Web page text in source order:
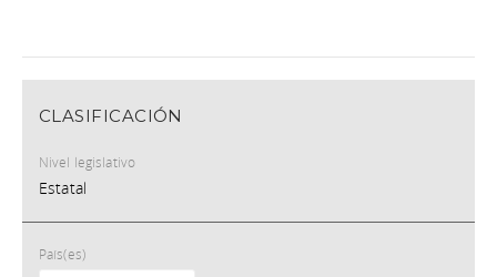
CLASIFICACIÓN
Nivel legislativo
Estatal
País(es)